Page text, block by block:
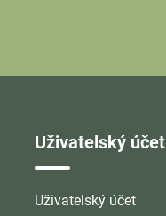
Uživatelský účet
Uživatelský účet